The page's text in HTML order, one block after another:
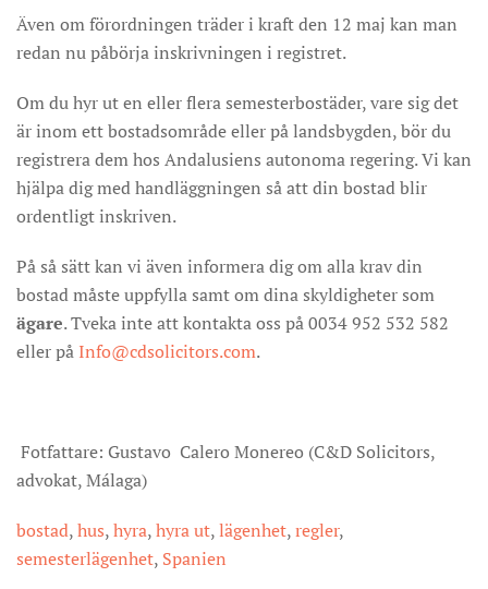
Även om förordningen träder i kraft den 12 maj kan man
redan nu påbörja inskrivningen i registret.
Om du hyr ut en eller flera semesterbostäder, vare sig det
är inom ett bostadsområde eller på landsbygden, bör du
registrera dem hos Andalusiens autonoma regering. Vi kan
hjälpa dig med handläggningen så att din bostad blir
ordentligt inskriven.
På så sätt kan vi även informera dig om alla krav din
bostad måste uppfylla samt om dina skyldigheter som
ägare. Tveka inte att kontakta oss på 0034 952 532 582
eller på Info@cdsolicitors.com.
Fotfattare: Gustavo Calero Monereo (C&D Solicitors,
advokat, Málaga)
bostad,hus,hyra,hyra ut,lägenhet,regler,
semesterlägenhet, Spanien